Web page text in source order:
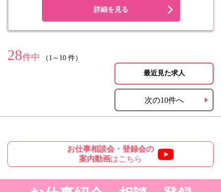
詳細を見る
28件中 （1～10 件）
最近見た求人
次の10件へ
お仕事相談会・登録会の
案内動画はこちら